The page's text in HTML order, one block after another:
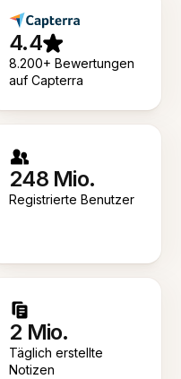
4.4
8.200+ Bewertungen
auf Capterra
248 Mio.
Registrierte Benutzer
2 Mio.
Täglich erstellte
Notizen